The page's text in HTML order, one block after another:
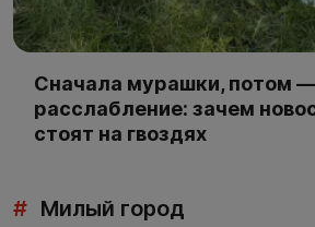
Сначала мурашки, потом —
расслабление: зачем
стоят на гвоздях
# Милый город